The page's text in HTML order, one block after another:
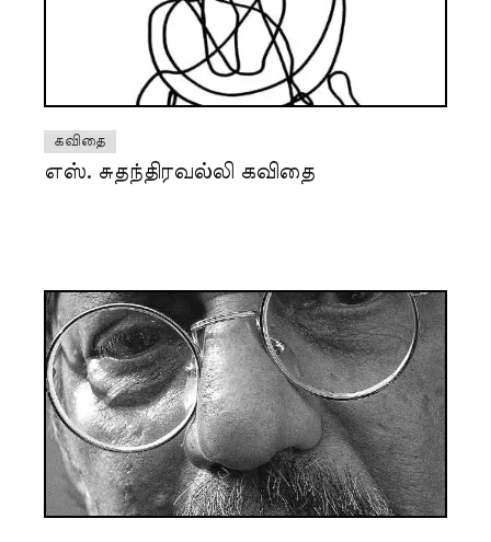
கவிதை
எஸ். சுதந்திரவல்லி கவிதை